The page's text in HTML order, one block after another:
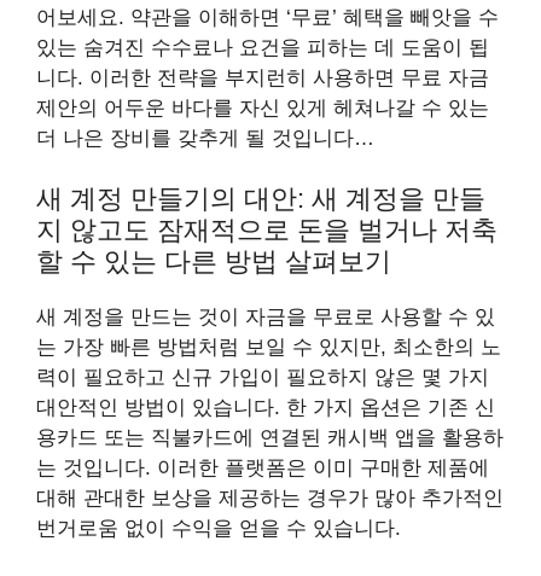
어보세요. 약관을 이해하면 ‘무료’ 혜택을 빼앗을 수
있는 숨겨진 수수료나 요건을 피하는 데 도움이 됩
니다. 이러한 전략을 부지런히 사용하면 무료 자금
제안의 어두운 바다를 자신 있게 헤쳐나갈 수 있는
더 나은 장비를 갖추게 될 것입니다…
새 계정 만들기의 대안: 새 계정을 만들
지 않고도 잠재적으로 돈을 벌거나 저축
할 수 있는 다른 방법 살펴보기
새 계정을 만드는 것이 자금을 무료로 사용할 수 있
는 가장 빠른 방법처럼 보일 수 있지만, 최소한의 노
력이 필요하고 신규 가입이 필요하지 않은 몇 가지
대안적인 방법이 있습니다. 한 가지 옵션은 기존 신
용카드 또는 직불카드에 연결된 캐시백 앱을 활용하
는 것입니다. 이러한 플랫폼은 이미 구매한 제품에
대해 관대한 보상을 제공하는 경우가 많아 추가적인
번거로움 없이 수익을 얻을 수 있습니다.